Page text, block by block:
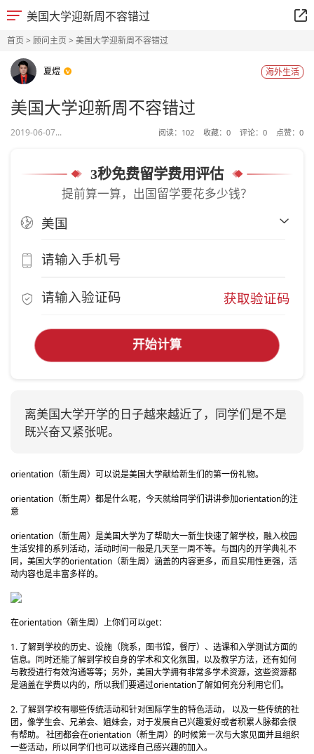
美国大学迎新周不容错过
首页> 顾问主页> 美国大学迎新周不容错过
夏煜 海外生活
美国大学迎新周不容错过
2019-06-07... 阅读： 102 收藏： 0 评论： 0 点赞： 0
3秒免费留学费用评估
提前算一算，出国留学要花多少钱？
获取验证码
开始计算
离美国大学开学的日子越来越近了，同学们是不是
既兴奋又紧张呢。
orientation（新生周）可以说是美国大学献给新生们的第一份礼物。
orientation（新生周）都是什么呢，今天就给同学们讲讲参加orientation的注
意
orientation（新生周）是美国大学为了帮助大一新生快速了解学校，融入校园
生活安排的系列活动，活动时间一般是几天至一周不等。与国内的开学典礼不
同，美国大学的orientation（新生周）涵盖的内容更多，而且实用性更强，活
动内容也是丰富多样的。
在orientation（新生周）上你们可以get：
1. 了解到学校的历史、设施（院系，图书馆，餐厅）、选课和入学测试方面的
信息。同时还能了解到学校自身的学术和文化氛围，以及教学方法，还有如何
与教授进行有效沟通等等；另外，美国大学拥有非常多学术资源，这些资源都
是涵盖在学费以内的，所以我们要通过orientation了解如何充分利用它们。
2. 了解到学校有哪些传统活动和针对国际学生的特色活动， 以及一些传统的社
团，像学生会、兄弟会、姐妹会，对于发展自己兴趣爱好或者积累人脉都会很
有帮助。 社团都会在orientation（新生周）的时候第一次与大家见面并且组织
一些活动，所以同学们也可以选择自己感兴趣的加入。